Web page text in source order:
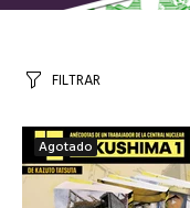
FILTRAR
Agotado